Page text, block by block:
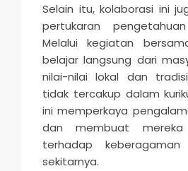
Selain itu, kolaborasi ini
pertukaran
Melalui kegiatan
belajar langsung dari
nilai-nilai lokal dan
tidak tercakup dalam
ini memperkaya
dan membuat
terhadap
sekitarnya.